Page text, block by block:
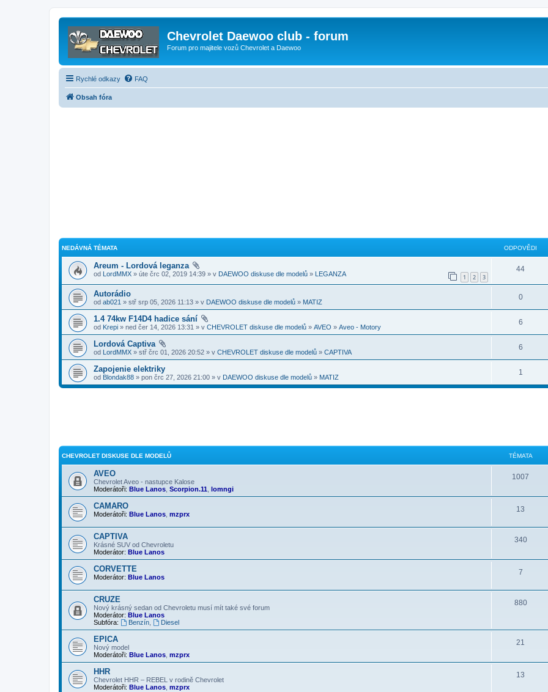
Chevrolet Daewoo club - forum
Forum pro majitele vozů Chevrolet a Daewoo
Rychlé odkazy FAQ
Obsah fóra
NEDÁVNÁ TÉMATA ODPOVĚDI
Areum - Lordová leganza
1 2 3
od LordMMX » úte črc 02, 2019 14:39 » v DAEWOO diskuse dle modelů » LEGANZA
44
Autorádio
od ab021 » stř srp 05, 2026 11:13 » v DAEWOO diskuse dle modelů » MATIZ
0
1.4 74kw F14D4 hadice sání
od Krepi » ned čer 14, 2026 13:31 » v CHEVROLET diskuse dle modelů » AVEO » Aveo - Motory
6
Lordová Captiva
od LordMMX » stř črc 01, 2026 20:52 » v CHEVROLET diskuse dle modelů » CAPTIVA
6
Zapojenie elektriky
od Blondak88 » pon črc 27, 2026 21:00 » v DAEWOO diskuse dle modelů » MATIZ
1
CHEVROLET DISKUSE DLE MODELŮ TÉMATA
AVEO
Chevrolet Aveo - nastupce Kalose
Moderátoři: Blue Lanos Scorpion.11 lomngi
1007
CAMARO
Moderátoři: Blue Lanos mzprx
13
CAPTIVA
Krásné SUV od Chevroletu
Moderátor: Blue Lanos
340
CORVETTE
Moderátor: Blue Lanos
7
CRUZE
Nový krásný sedan od Chevroletu musí mít také své forum
Moderátor: Blue Lanos
Subfóra:
Benzín, Diesel
880
EPICA
Nový model
Moderátoři: Blue Lanos mzprx
21
HHR
Chevrolet HHR – REBEL v rodině Chevrolet
Moderátoři: Blue Lanos mzprx
13